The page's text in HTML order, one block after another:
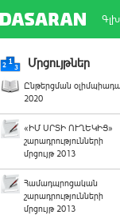
Մրցույթներ
Ընթերցման օլիմպիադա
2020
«ԻՄ ՍՐՏԻ ՈՒՂԵԿԻՑ»
շարադրությունների
մրցույթ 2013
Համադպրոցական
շարադրությունների
մրցույթ 2013